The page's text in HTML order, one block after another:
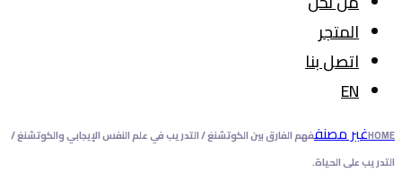
المتجر
اتصل بنا
EN
HOMEغير مصنففهم الفارق بين الكوتشنغ / التدريب في علم النفس الإيجابي والكوتشنغ /
التدريب على الحياة.